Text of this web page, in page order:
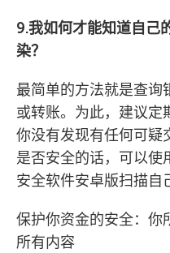
9.我如何才能知道自己
染？
最简单的方法就是查询
或转账。为此，建议定
你没有发现有任何可疑
是否安全的话，可以使
安全软件安卓版扫描自
保护你资金的安全：你
所有内容